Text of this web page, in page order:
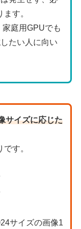
す。
庭用GPUでも
たい人に向い
サイズに応じた
す。
サイズの画像1